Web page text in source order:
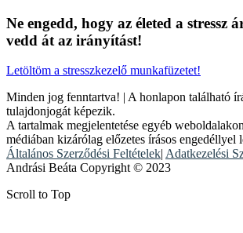
Ne engedd, hogy az életed a stressz
vedd át az irányítást!
Letöltöm a stresszkezelő munkafüzetet!
Minden jog fenntartva! | A honlapon található
tulajdonjogát képezik.
A tartalmak megjelentetése egyéb
médiában kizárólag előzetes írásos engedéllyel
Általános Szerződési Feltételek| Adatkezelési
Andrási Beáta Copyright © 2023
Scroll to Top